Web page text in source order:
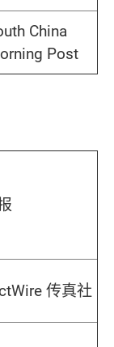
China
Post
传真社